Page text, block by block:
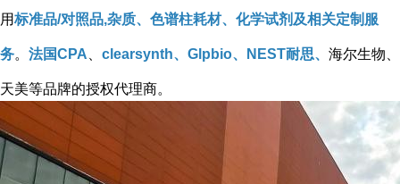
用标准品/对照品,杂质、色谱柱耗材、化学试剂及相关定制服
务。 法国CPA clearsynth、Glpbio、NEST耐思、 海尔生物、
天美等品牌的授权代理商。